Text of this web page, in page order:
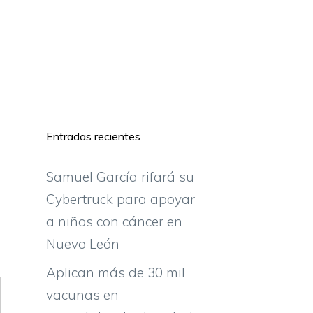
Entradas recientes
Samuel García rifará su
Cybertruck para apoyar
a niños con cáncer en
Nuevo León
Aplican más de 30 mil
vacunas en